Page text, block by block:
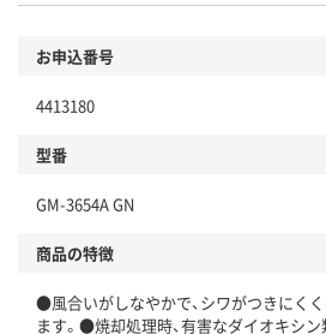
お申込番号
4413180
型番
GM-3654A GN
商品の特徴
●風合いがしなやかで、シワがつきにく
ます。●焼却処理時、有害なダイオキシン